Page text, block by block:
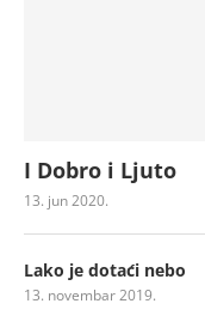
I Dobro i Ljuto
13. jun 2020.
Lako je dotaći nebo
13. novembar 2019.